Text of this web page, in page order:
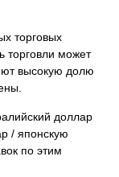
торговых
торговли может
высокую долю
доллар
/ японскую
по этим